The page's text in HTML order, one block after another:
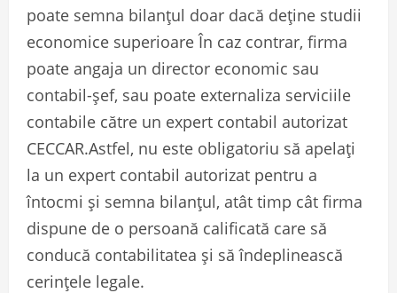
poate semna bilanțul doar dacă deține studii
economice superioare În caz contrar, firma
poate angaja un director economic sau
contabil-șef, sau poate externaliza serviciile
contabile către un expert contabil autorizat
CECCAR.Astfel, nu este obligatoriu să apelați
la un expert contabil autorizat pentru a
întocmi și semna bilanțul, atât timp cât firma
dispune de o persoană calificată care să
conducă contabilitatea și să îndeplinească
cerințele legale.